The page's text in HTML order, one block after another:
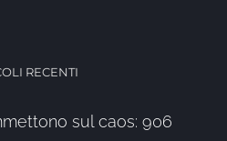
RECENTI
sul caos: 906